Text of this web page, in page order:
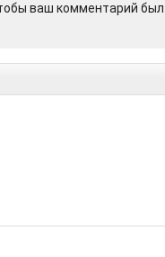
ваш комментарий был